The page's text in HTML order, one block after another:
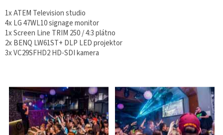
1x ATEM Television studio
4x LG 47WL10 signage monitor
1x Screen Line TRIM 250 / 4:3 plátno
2x BENQ LW61ST+ DLP LED projektor
3x VC29SFHD2 HD-SDI kamera